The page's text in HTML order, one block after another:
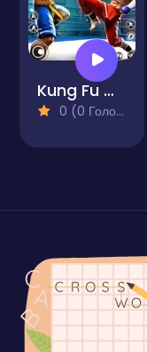
Kung Fu Gym Fighting
0 (0 Голосів)